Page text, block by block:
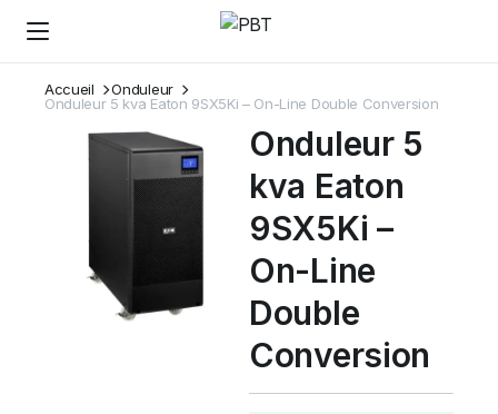
Accueil
Onduleur
Onduleur 5 kva Eaton 9SX5Ki – On-Line Double Conversion
Onduleur 5
kva Eaton
9SX5Ki –
On-Line
Double
Conversion